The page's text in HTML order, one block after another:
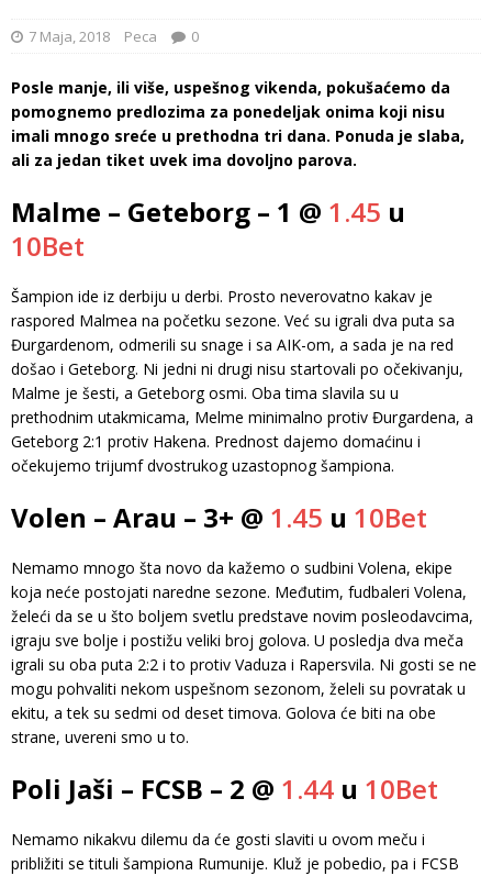
7 Maja, 2018 Peca 0
Posle manje, ili više, uspešnog vikenda, pokušaćemo da
pomognemo predlozima za ponedeljak onima koji nisu
imali mnogo sreće u prethodna tri dana. Ponuda je slaba,
ali za jedan tiket uvek ima dovoljno parova.
Malme – Geteborg – 1 @ 1.45 u
10Bet
Šampion ide iz derbiju u derbi. Prosto neverovatno kakav je
raspored Malmea na početku sezone. Već su igrali dva puta sa
Đurgardenom, odmerili su snage i sa AIK-om, a sada je na red
došao i Geteborg. Ni jedni ni drugi nisu startovali po očekivanju,
Malme je šesti, a Geteborg osmi. Oba tima slavila su u
prethodnim utakmicama, Melme minimalno protiv Đurgardena, a
Geteborg 2:1 protiv Hakena. Prednost dajemo domaćinu i
očekujemo trijumf dvostrukog uzastopnog šampiona.
Volen – Arau – 3+ @ 1.45 u 10Bet
Nemamo mnogo šta novo da kažemo o sudbini Volena, ekipe
koja neće postojati naredne sezone. Međutim, fudbaleri Volena,
želeći da se u što boljem svetlu predstave novim posleodavcima,
igraju sve bolje i postižu veliki broj golova. U posledja dva meča
igrali su oba puta 2:2 i to protiv Vaduza i Rapersvila. Ni gosti se ne
mogu pohvaliti nekom uspešnom sezonom, želeli su povratak u
ekitu, a tek su sedmi od deset timova. Golova će biti na obe
strane, uvereni smo u to.
Poli Jaši – FCSB – 2 @ 1.44 u 10Bet
Nemamo nikakvu dilemu da će gosti slaviti u ovom meču i
približiti se tituli šampiona Rumunije. Kluž je pobedio, pa i FCSB